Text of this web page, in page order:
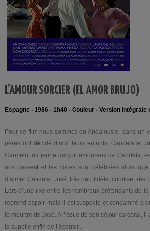
L’AMOUR SORCIER (EL AMOR BRUJO)
Espagne - 1986 - 1h40 - Couleur - Version intégrale
Pour ce film nous sommes en Andalousie, dans un
pères ont décidé d’unir leurs enfants, Candela et
Carmelo, un jeune garçon amoureux de Candela,
ans passent et les noces sont célébrées alors que
d’aimer Candela. José, très peu fidèle, courtise très
Lors d’une rixe entre les nombreux prétendants de
reprend espoir, mais il est suspecté et condamné à
le meurtre de José. A l’issue de son séjour carcéral,
la supplie enfin de l’écouter...